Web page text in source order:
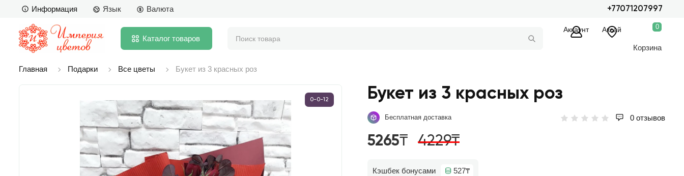
Информация Язык Валюта +77071207997
Каталог товаров
Аккаунт Аксай 0
Корзина
Главная Подарки Все цветы Букет из 3 красных роз
0-0-12 Букет из 3 красных роз
Бесплатная доставка 0 отзывов
5265₸ 4229₸
Кэшбек бонусами 527₸